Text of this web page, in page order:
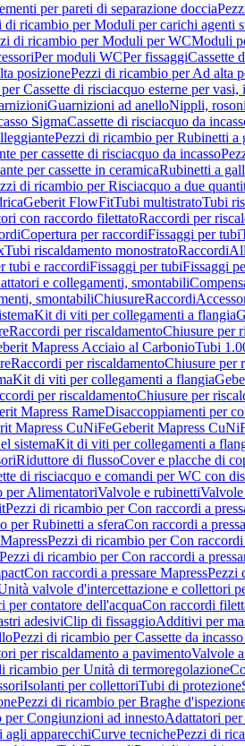
per pareti di separazione doccia
di ricambio per Moduli per carichi agenti
di ricambio per Moduli per WCModuli
Per moduli WCPer fissaggiCassette
posizionePezzi di ricambio per Ad alta
Cassette di risciacquo esterne per vasi,
Guarnizioni ad anelloNippli,
SigmaCassette di risciacquo da
Pezzi di ricambio per Rubinetti a
per cassette di risciacquo da incasso
per cassette in ceramicaRubinetti a
di ricambio per Risciacquo a due
Geberit FlowFitTubi multistratoTubi
con raccordo filettatoRaccordi per
Copertura per raccordiFissaggi per tubi
Tubi riscaldamento monostratoRaccordi
tubi e raccordiFissaggi per tubiFissaggi
e collegamenti, smontabili
smontabiliChiusureRaccordi
Kit di viti per collegamenti a flangia
Raccordi per riscaldamentoChiusure per
Mapress Acciaio al CarbonioTubi
Raccordi per riscaldamentoChiusure per
Kit di viti per collegamenti a flangia
per riscaldamentoChiusure per
Mapress RameDisaccoppiamenti per
Mapress CuNiFeGeberit Mapress
sistemaKit di viti per collegamenti a
Riduttore di flussoCover e placche di
di risciacquo e comandi per WC con
per AlimentatoriValvole e rubinettiValvole
Pezzi di ricambio per Con raccordi a
per Rubinetti a sferaCon raccordi a
Pezzi di ricambio per Con raccordi
Pezzi di ricambio per Con raccordi a
Con raccordi a pressare MapressPezzi
valvole d'intercettazione e collettori
per contatore dell'acquaCon raccordi
adesiviClip di fissaggioAdditivi per
Pezzi di ricambio per Cassette da
per riscaldamento a pavimentoValvole
ricambio per Unità di termoregolazione
Isolanti per collettoriTubi di protezione
Pezzi di ricambio per Braghe
per Congiunzioni ad innestoAdattatori
agli apparecchiCurve tecnichePezzi di